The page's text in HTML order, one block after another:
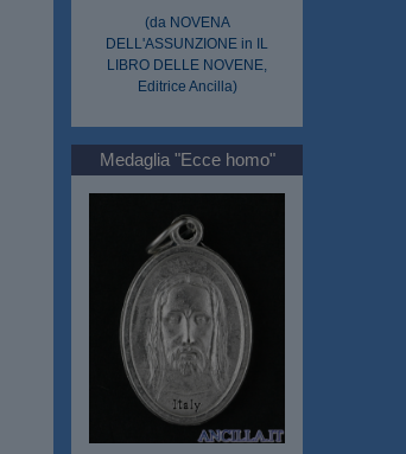
(da NOVENA
DELL'ASSUNZIONE in IL
LIBRO DELLE NOVENE,
Editrice Ancilla)
Medaglia "Ecce homo"